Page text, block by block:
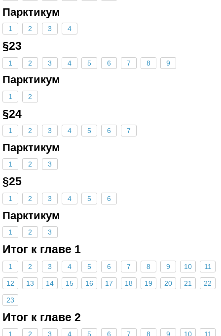
Парктикум
1 2 3 4
§23
1 2 3 4 5 6 7 8 9
Парктикум
1 2
§24
1 2 3 4 5 6 7
Парктикум
1 2 3
§25
1 2 3 4 5 6
Парктикум
1 2 3
Итог к главе 1
1 2 3 4 5 6 7 8 9 10 11
12 13 14 15 16 17 18 19 20 21 22
23
Итог к главе 2
1 2 3 4 5 6 7 8 9 10 11